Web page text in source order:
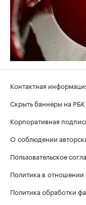
Контактная
Скрыть баннеры на РБК
Корпоративная
О соблюдении
Пользовательское
Политика в
Политика обработки